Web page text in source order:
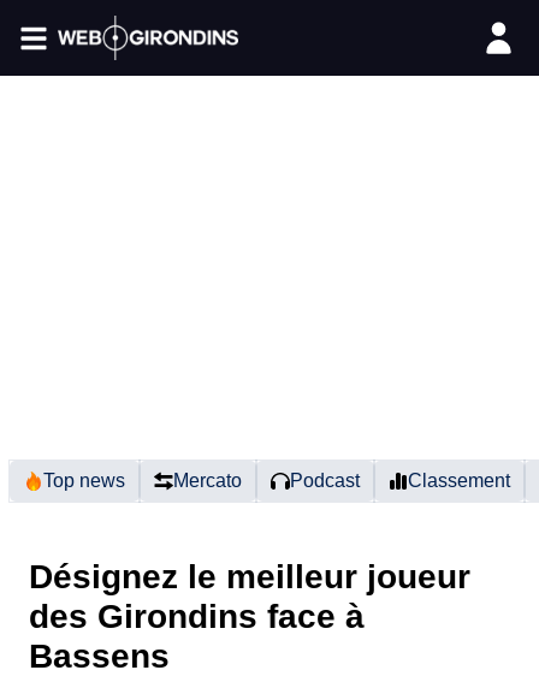
Top news Mercato Podcast Classement
Désignez le meilleur joueur
des Girondins face à
Bassens